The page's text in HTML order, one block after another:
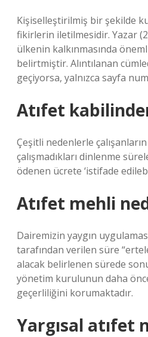
Kişiselleştirilmiş bir şekilde
fikirlerin iletilmesidir. Yazar
ülkenin kalkınmasında
belirtmiştir. Alıntılanan
geçiyorsa, yalnızca sayfa
Atıfet
Çeşitli nedenlerle
çalışmadıkları dinlenme
ödenen ücrete ‘istifade
Atıfet mehli
Dairemizin yaygın
tarafından verilen süre
alacak belirlenen sürede
yönetim kurulunun daha
geçerliliğini korumaktadır.
Yargısal atıfet